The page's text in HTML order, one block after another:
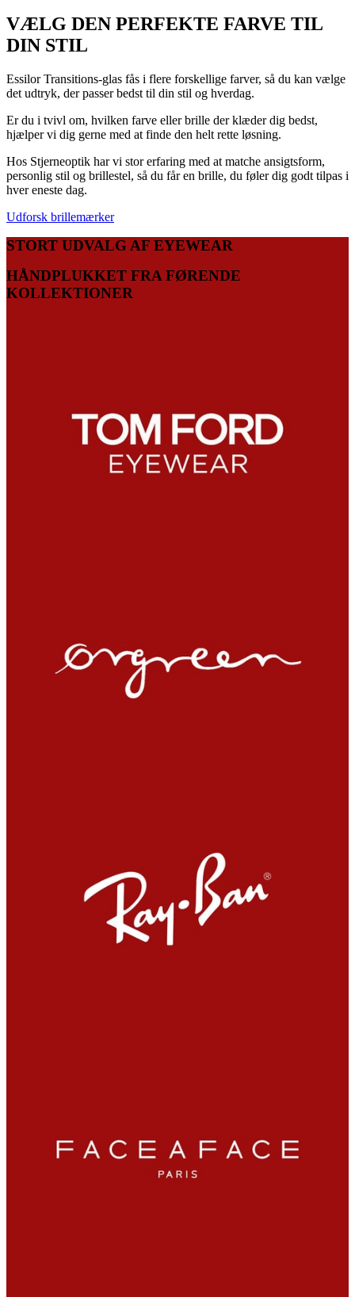
VÆLG DEN PERFEKTE FARVE TIL
DIN STIL
Essilor Transitions-glas fås i flere forskellige farver, så du kan vælge
det udtryk, der passer bedst til din stil og hverdag.
Er du i tvivl om, hvilken farve eller brille der klæder dig bedst,
hjælper vi dig gerne med at finde den helt rette løsning.
Hos Stjerneoptik har vi stor erfaring med at matche ansigtsform,
personlig stil og brillestel, så du får en brille, du føler dig godt tilpas i
hver eneste dag.
Udforsk brillemærker
STORT UDVALG AF EYEWEAR
HÅNDPLUKKET FRA FØRENDE
KOLLEKTIONER